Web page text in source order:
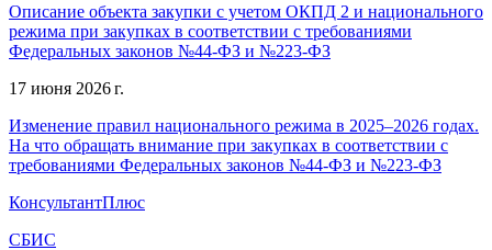
Описание объекта закупки с учетом ОКПД 2 и национального
режима при закупках в соответствии с требованиями
Федеральных законов №44-ФЗ и №223-ФЗ
17 июня 2026 г.
Изменение правил национального режима в 2025–2026 годах.
На что обращать внимание при закупках в соответствии с
требованиями Федеральных законов №44-ФЗ и №223-ФЗ
КонсультантПлюс
СБИС